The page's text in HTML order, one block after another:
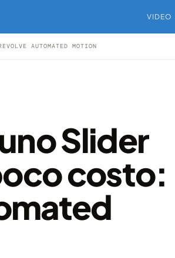
VIDEO
AUTOMATED MOTION
Slider
costo: